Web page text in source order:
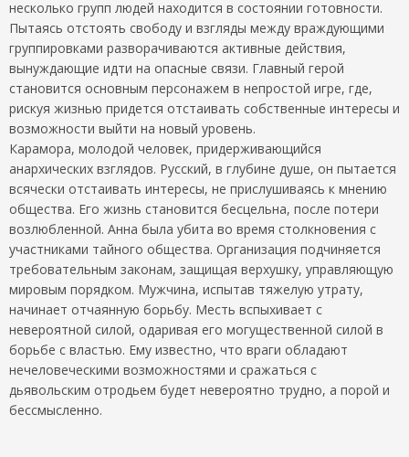
несколько групп людей находится в состоянии готовности.
Пытаясь отстоять свободу и взгляды между враждующими
группировками разворачиваются активные действия,
вынуждающие идти на опасные связи. Главный герой
становится основным персонажем в непростой игре, где,
рискуя жизнью придется отстаивать собственные интересы и
возможности выйти на новый уровень.
Карамора, молодой человек, придерживающийся
анархических взглядов. Русский, в глубине душе, он пытается
всячески отстаивать интересы, не прислушиваясь к мнению
общества. Его жизнь становится бесцельна, после потери
возлюбленной. Анна была убита во время столкновения с
участниками тайного общества. Организация подчиняется
требовательным законам, защищая верхушку, управляющую
мировым порядком. Мужчина, испытав тяжелую утрату,
начинает отчаянную борьбу. Месть вспыхивает с
невероятной силой, одаривая его могущественной силой в
борьбе с властью. Ему известно, что враги обладают
нечеловеческими возможностями и сражаться с
дьявольским отродьем будет невероятно трудно, а порой и
бессмысленно.